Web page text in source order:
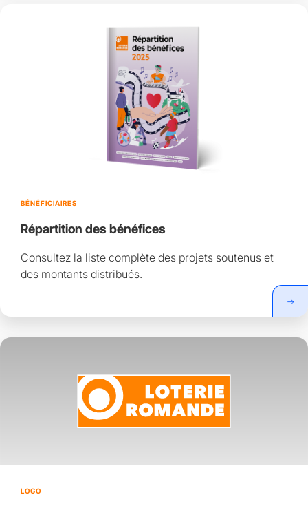
BÉNÉFICIAIRES
Répartition des bénéfices
Consultez la liste complète des projets soutenus et
des montants distribués.
LOGO